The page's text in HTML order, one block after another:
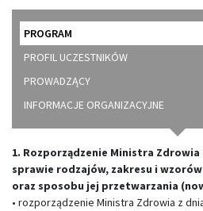
PROGRAM
PROFIL UCZESTNIKÓW
PROWADZĄCY
INFORMACJE ORGANIZACYJNE
1. Rozporządzenie Ministra Zdrowia
sprawie rodzajów, zakresu i
oraz sposobu jej przetwarzania
• rozporządzenie Ministra Zdrowia z